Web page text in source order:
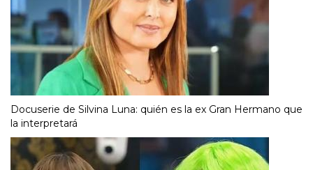
Docuserie de Silvina Luna: quién es la ex Gran Hermano que
la interpretará